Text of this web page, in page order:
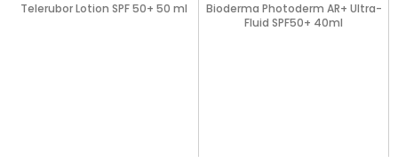
Telerubor Lotion SPF 50+ 50 ml
Bioderma Photoderm AR+ Ultra-
Fluid SPF50+ 40ml